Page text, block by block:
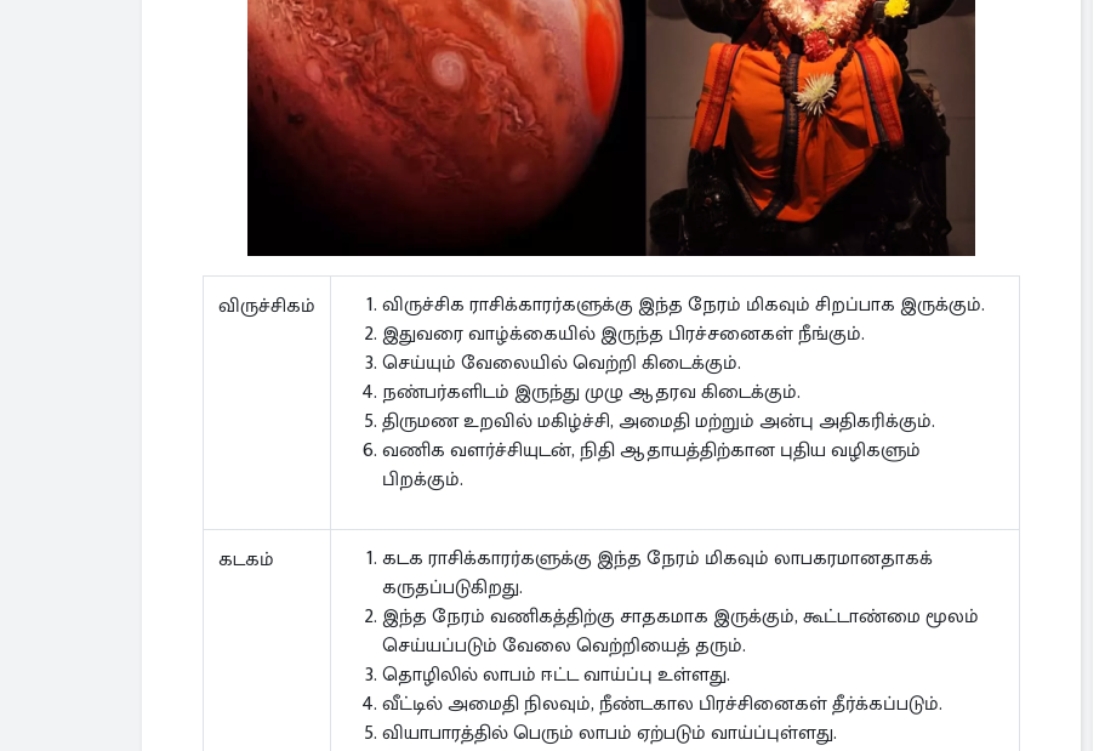
விருச்சிகம்
விருச்சிக ராசிக்காரர்களுக்கு இந்த நேரம் மிகவும் சிறப்பாக இருக்கும்.
இதுவரை வாழ்க்கையில் இருந்த பிரச்சனைகள் நீங்கும்.
செய்யும் வேலையில் வெற்றி கிடைக்கும்.
நண்பர்களிடம் இருந்து முழு ஆதரவ கிடைக்கும்.
திருமண உறவில் மகிழ்ச்சி, அமைதி மற்றும் அன்பு அதிகரிக்கும்.
வணிக வளர்ச்சியுடன், நிதி ஆதாயத்திற்கான புதிய வழிகளும்
பிறக்கும்.
கடகம்
கடக ராசிக்காரர்களுக்கு இந்த நேரம் மிகவும் லாபகரமானதாகக்
கருதப்படுகிறது.
இந்த நேரம் வணிகத்திற்கு சாதகமாக இருக்கும், கூட்டாண்மை மூலம்
செய்யப்படும் வேலை வெற்றியைத் தரும்.
தொழிலில் லாபம் ஈட்ட வாய்ப்பு உள்ளது.
வீட்டில் அமைதி நிலவும், நீண்டகால பிரச்சினைகள் தீர்க்கப்படும்.
வியாபாரத்தில் பெரும் லாபம் ஏற்படும் வாய்ப்புள்ளது.